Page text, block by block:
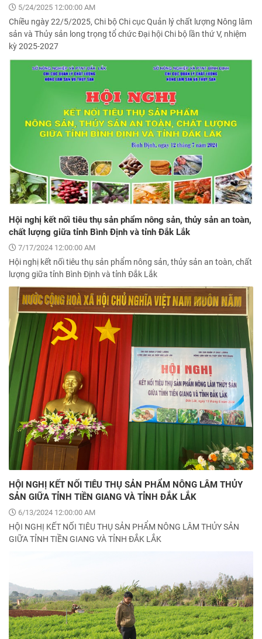
5/24/2025 12:00:00 AM
Chiều ngày 22/5/2025, Chi bộ Chi cục Quản lý chất lượng Nông lâm
sản và Thủy sản long trọng tổ chức Đại hội Chi bộ lần thứ V, nhiệm
kỳ 2025-2027
Hội nghị kết nối tiêu thụ sản phẩm nông sản, thủy sản an toàn,
chất lượng giữa tỉnh Bình Định và tỉnh Đắk Lắk
7/17/2024 12:00:00 AM
Hội nghị kết nối tiêu thụ sản phẩm nông sản, thủy sản an toàn, chất
lượng giữa tỉnh Bình Định và tỉnh Đắk Lắk
HỘI NGHỊ KẾT NỐI TIÊU THỤ SẢN PHẨM NÔNG LÂM THỦY
SẢN GIỮA TỈNH TIỀN GIANG VÀ TỈNH ĐẮK LẮK
6/13/2024 12:00:00 AM
HỘI NGHỊ KẾT NỐI TIÊU THỤ SẢN PHẨM NÔNG LÂM THỦY SẢN
GIỮA TỈNH TIỀN GIANG VÀ TỈNH ĐẮK LẮK